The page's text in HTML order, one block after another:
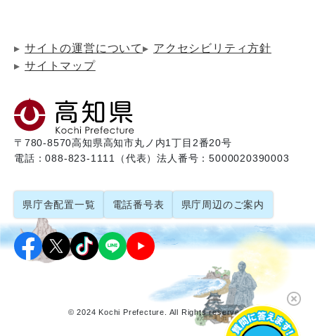
サイトの運営について
アクセシビリティ方針
サイトマップ
〒780-8570高知県高知市丸ノ内1丁目2番20号
電話：088-823-1111（代表）法人番号：5000020390003
県庁舎配置一覧 電話番号表 県庁周辺のご案内
© 2024 Kochi Prefecture. All Rights reserved.